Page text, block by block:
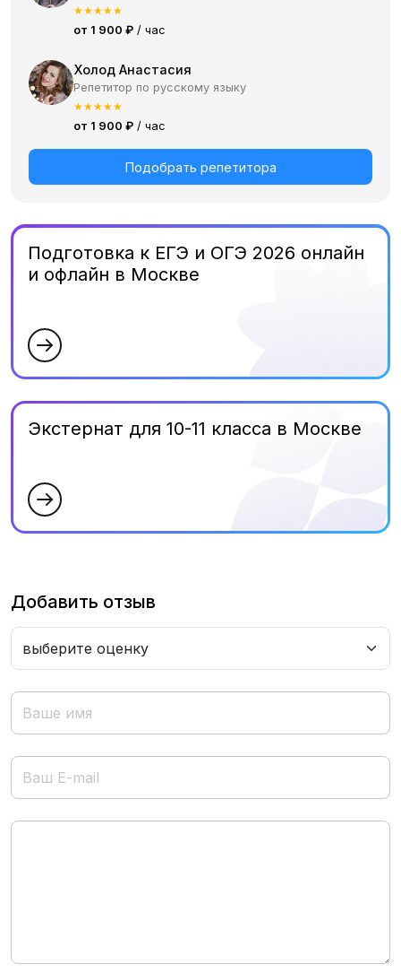
★★★★★
от 1 900 ₽ / час
Холод Анастасия
Репетитор по русскому языку
★★★★★
от 1 900 ₽ / час
Подобрать репетитора
Подготовка к ЕГЭ и ОГЭ 2026 онлайн
и офлайн в Москве
Экстернат для 10-11 класса в Москве
Добавить отзыв